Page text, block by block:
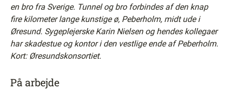
en bro fra Sverige. Tunnel og bro forbindes af den knap
fire kilometer lange kunstige ø, Peberholm, midt ude i
Øresund. Sygeplejerske Karin Nielsen og hendes kollegaer
har skadestue og kontor i den vestlige ende af Peberholm.
Kort: Øresundskonsortiet.
På arbejde